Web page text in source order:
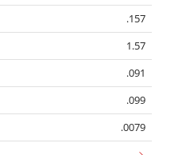
.157
1.57
.091
.099
.0079